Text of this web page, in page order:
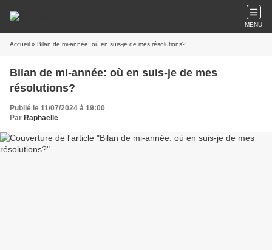
MENU
Accueil » Bilan de mi-année: où en suis-je de mes résolutions?
Bilan de mi-année: où en suis-je de mes
résolutions?
Publié le 11/07/2024 à 19:00
Par Raphaëlle